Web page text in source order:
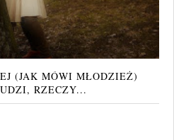
(JAK MÓWI MŁODZIEŻ)
RZECZY...